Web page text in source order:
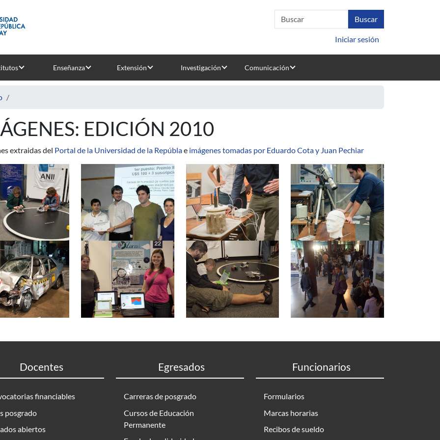
Iniciar sesión
Enseñanza Extensión Investigación Comunicación
EDICIÓN 2010
extraidas del Portal de la Universidad de la Repúblae imágenes tomadas por Eduardo Cota y Juan Pechiar
Docentes
financiables
posgrado
abiertos
Egresados
Carreras de posgrado
Cursos de Educación
Permanente
Funcionarios
Formularios
Marcas horarias
Recibos de sueldo